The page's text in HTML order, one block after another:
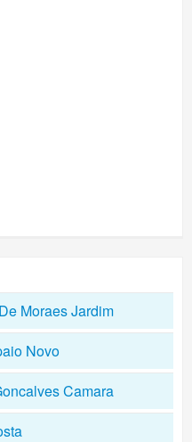
Moraes Jardim
Novo
Camara